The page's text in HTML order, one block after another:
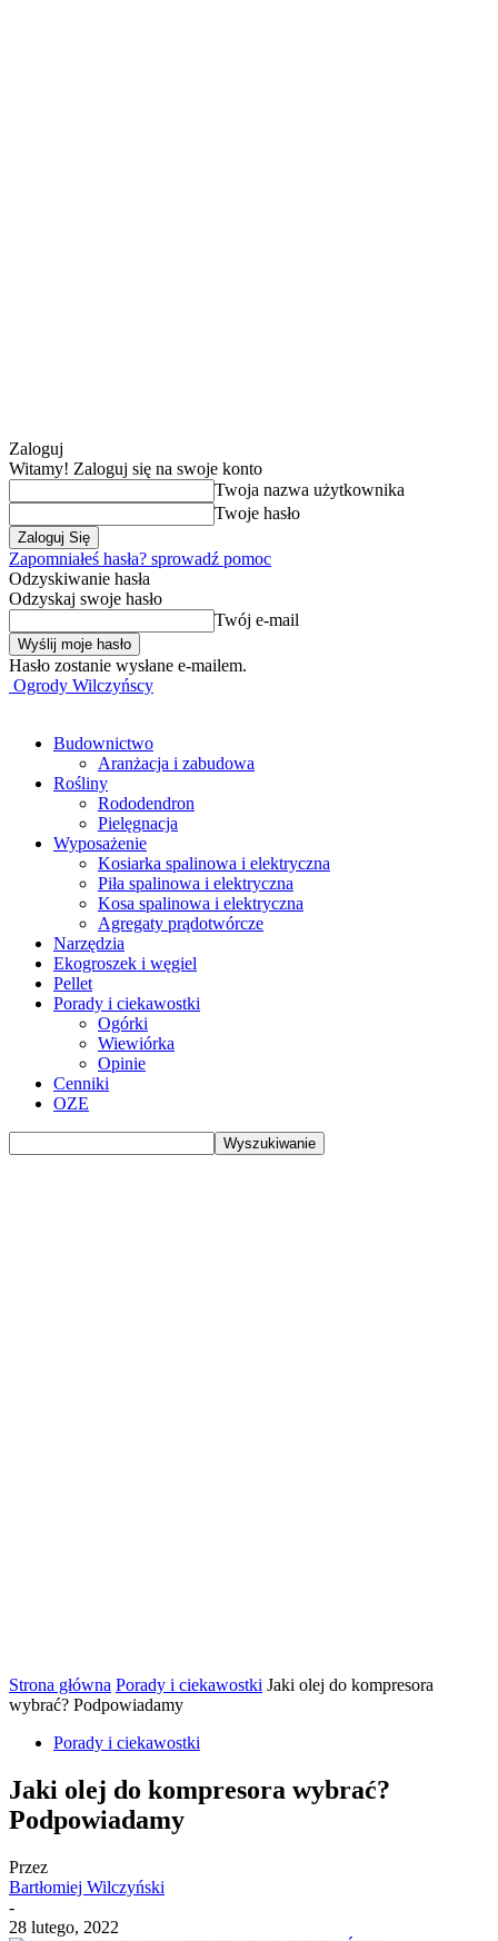
Zaloguj
Witamy! Zaloguj się na swoje konto
Twoja nazwa użytkownika
Twoje hasło
Zapomniałeś hasła? sprowadź pomoc
Odzyskiwanie hasła
Odzyskaj swoje hasło
Twój e-mail
Hasło zostanie wysłane e-mailem.
Ogrody Wilczyńscy
Budownictwo
Aranżacja i zabudowa
Rośliny
Rododendron
Pielęgnacja
Wyposażenie
Kosiarka spalinowa i elektryczna
Piła spalinowa i elektryczna
Kosa spalinowa i elektryczna
Agregaty prądotwórcze
Narzędzia
Ekogroszek i węgiel
Pellet
Porady i ciekawostki
Ogórki
Wiewiórka
Opinie
Cenniki
OZE
Strona główna Porady i ciekawostki Jaki olej do kompresora
wybrać? Podpowiadamy
Porady i ciekawostki
Jaki olej do kompresora wybrać?
Podpowiadamy
Przez
Bartłomiej Wilczyński
-
28 lutego, 2022